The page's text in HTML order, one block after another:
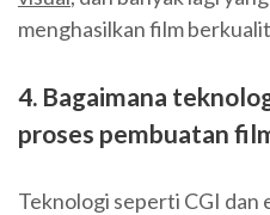
menghasilkan film
4. Bagaimana
proses pembuatan
Teknologi seperti CGI dan